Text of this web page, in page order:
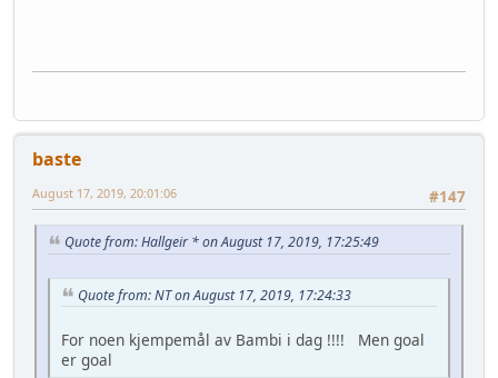
baste
#147
August 17, 2019, 20:01:06
Quote from: Hallgeir * on August 17, 2019, 17:25:49
Quote from: NT on August 17, 2019, 17:24:33
For noen kjempemål av Bambi i dag !!!! Men goal
er goal